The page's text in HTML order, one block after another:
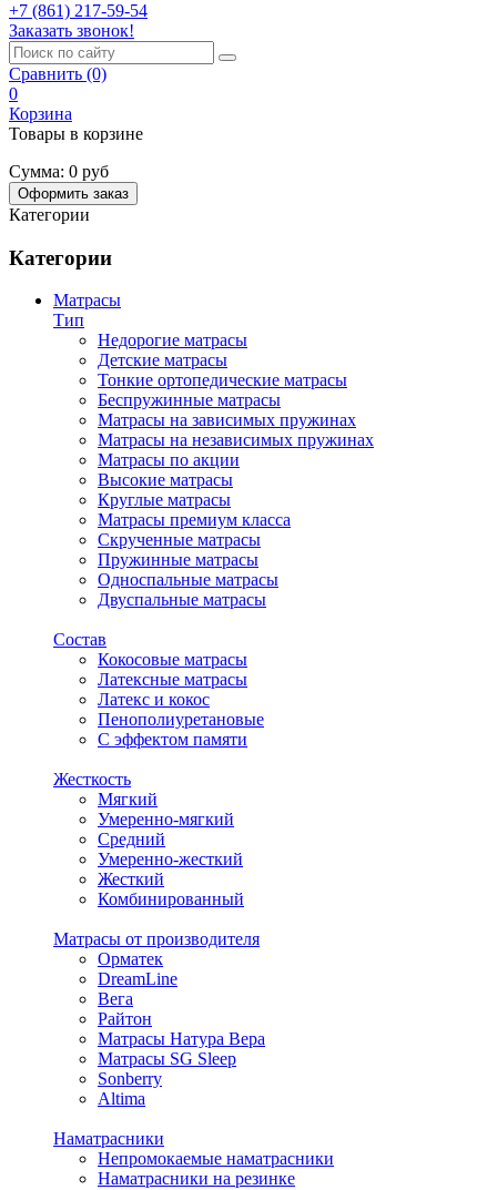
+7 (861) 217-59-54
Заказать звонок!
Сравнить (0)
0
Корзина
Товары в корзине
Сумма: 0 руб
Оформить заказ
Категории
Категории
Матрасы
Тип
Недорогие матрасы
Детские матрасы
Тонкие ортопедические матрасы
Беспружинные матрасы
Матрасы на зависимых пружинах
Матрасы на независимых пружинах
Матрасы по акции
Высокие матрасы
Круглые матрасы
Матрасы премиум класса
Скрученные матрасы
Пружинные матрасы
Односпальные матрасы
Двуспальные матрасы
Состав
Кокосовые матрасы
Латексные матрасы
Латекс и кокос
Пенополиуретановые
С эффектом памяти
Жесткость
Мягкий
Умеренно-мягкий
Средний
Умеренно-жесткий
Жесткий
Комбинированный
Матрасы от производителя
Орматек
DreamLine
Вега
Райтон
Матрасы Натура Вера
Матрасы SG Sleep
Sonberry
Altima
Наматрасники
Непромокаемые наматрасники
Наматрасники на резинке